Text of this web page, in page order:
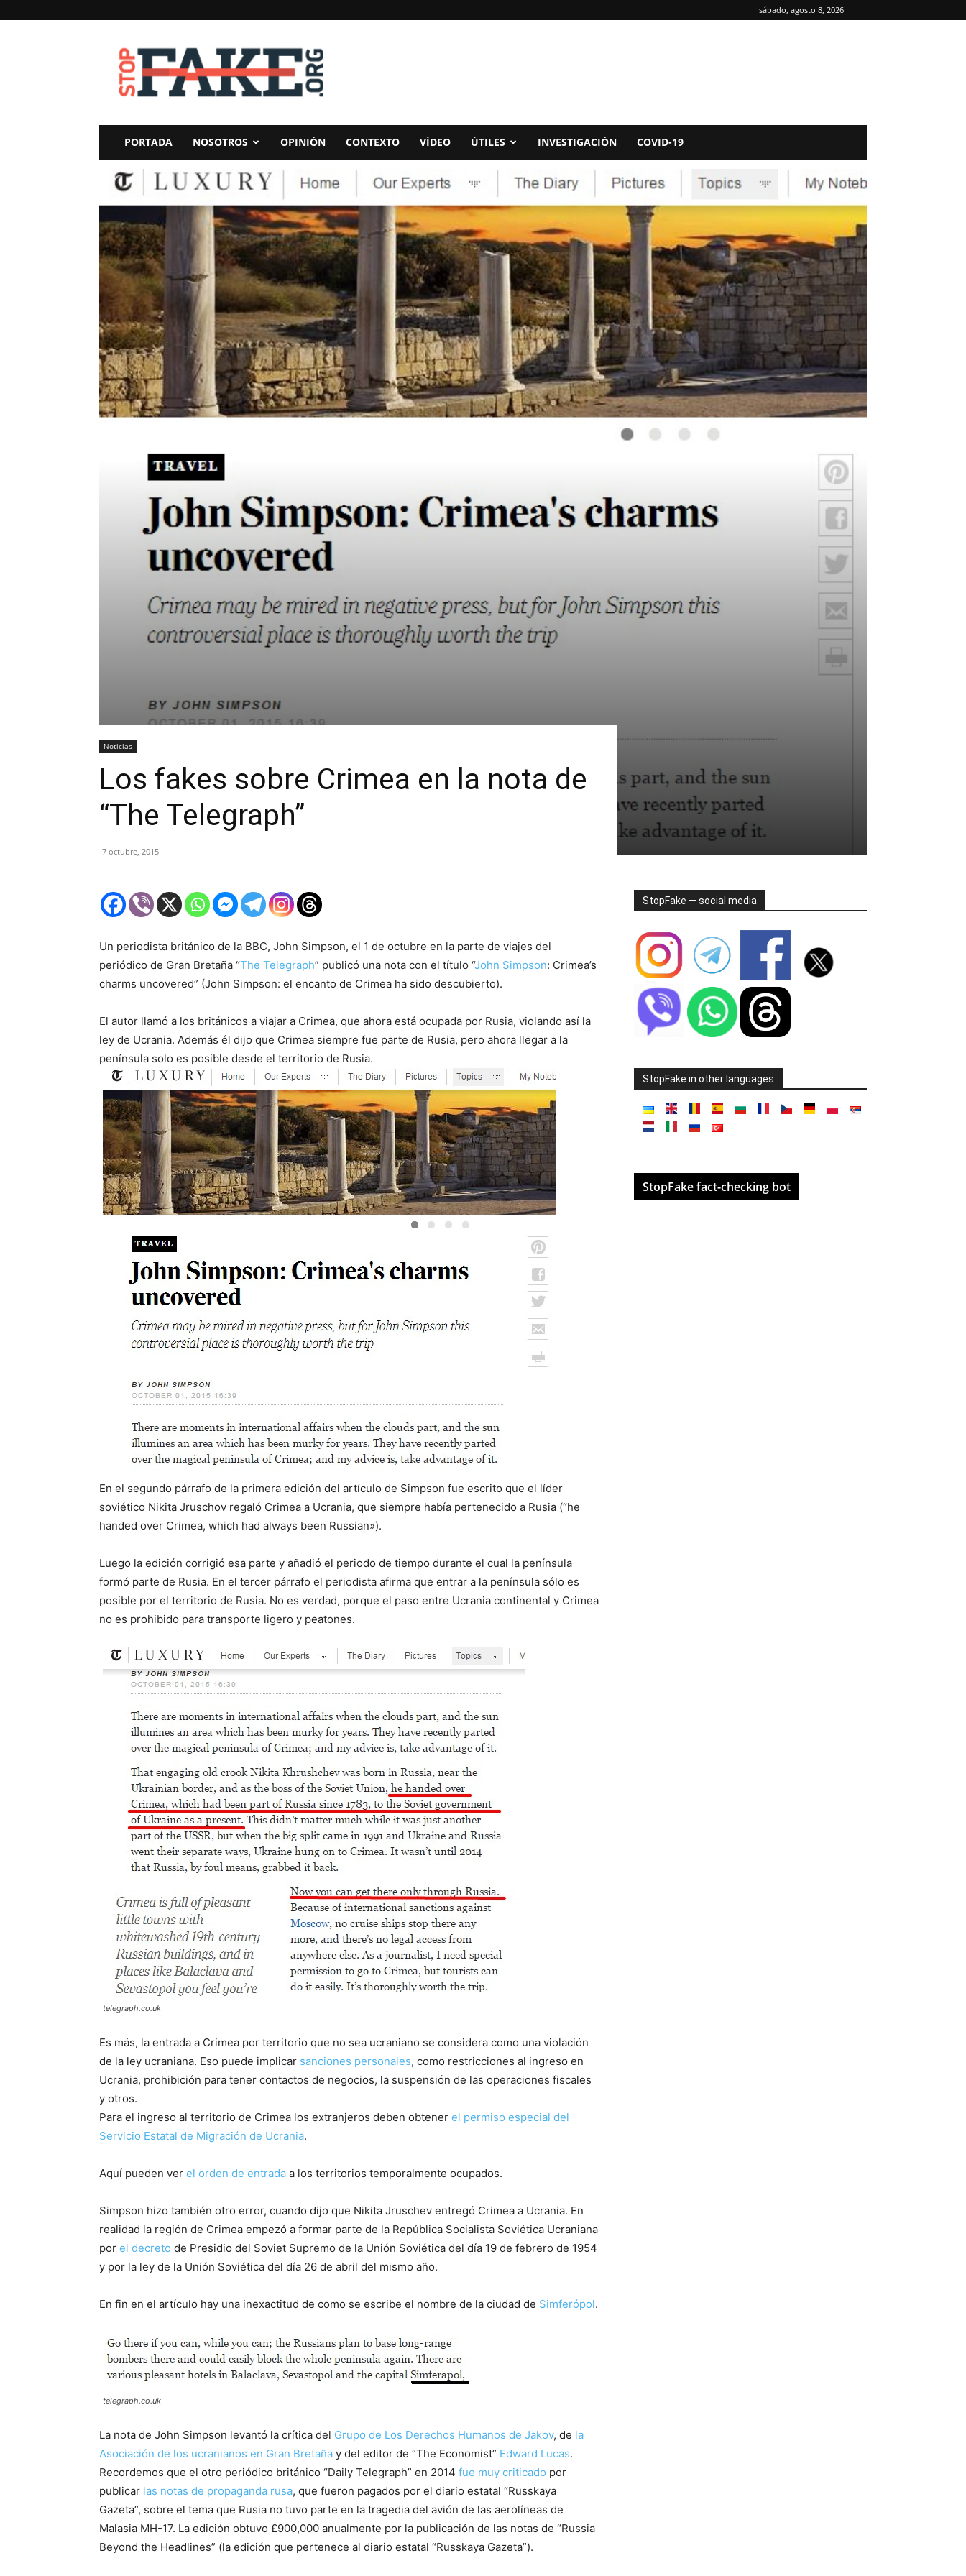
sábado, agosto 8, 2026
StopFake
PORTADA NOSOTROS OPINIÓN CONTEXTO VÍDEO ÚTILES INVESTIGACIÓN COVID-19
Noticias
Los fakes sobre Crimea en la nota de
“The Telegraph”
7 octubre, 2015
Un periodista británico de la BBC, John Simpson, el 1 de octubre en la parte de viajes del
periódico de Gran Bretaña “The Telegraph” publicó una nota con el título “John Simpson: Crimea’s
charms uncovered” (John Simpson: el encanto de Crimea ha sido descubierto).
El autor llamó a los británicos a viajar a Crimea, que ahora está ocupada por Rusia, violando así la
ley de Ucrania. Además él dijo que Crimea siempre fue parte de Rusia, pero ahora llegar a la
península solo es posible desde el territorio de Rusia.
En el segundo párrafo de la primera edición del artículo de Simpson fue escrito que el líder
soviético Nikita Jruschov regaló Crimea a Ucrania, que siempre había pertenecido a Rusia (“he
handed over Crimea, which had always been Russian»).
Luego la edición corrigió esa parte y añadió el periodo de tiempo durante el cual la península
formó parte de Rusia. En el tercer párrafo el periodista afirma que entrar a la península sólo es
posible por el territorio de Rusia. No es verdad, porque el paso entre Ucrania continental y Crimea
no es prohibido para transporte ligero y peatones.
telegraph.co.uk
Es más, la entrada a Crimea por territorio que no sea ucraniano se considera como una violación
de la ley ucraniana. Eso puede implicar sanciones personales, como restricciones al ingreso en
Ucrania, prohibición para tener contactos de negocios, la suspensión de las operaciones fiscales
y otros.
Para el ingreso al territorio de Crimea los extranjeros deben obtener el permiso especial del
Servicio Estatal de Migración de Ucrania.
Aquí pueden ver el orden de entrada a los territorios temporalmente ocupados.
Simpson hizo también otro error, cuando dijo que Nikita Jruschev entregó Crimea a Ucrania. En
realidad la región de Crimea empezó a formar parte de la República Socialista Soviética Ucraniana
por el decreto de Presidio del Soviet Supremo de la Unión Soviética del día 19 de febrero de 1954
y por la ley de la Unión Soviética del día 26 de abril del mismo año.
En fin en el artículo hay una inexactitud de como se escribe el nombre de la ciudad de Simferópol.
telegraph.co.uk
La nota de John Simpson levantó la crítica del Grupo de Los Derechos Humanos de Jakov, de la
Asociación de los ucranianos en Gran Bretaña y del editor de “The Economist” Edward Lucas.
Recordemos que el otro periódico británico “Daily Telegraph” en 2014 fue muy criticado por
publicar las notas de propaganda rusa, que fueron pagados por el diario estatal “Russkaya
Gazeta”, sobre el tema que Rusia no tuvo parte en la tragedia del avión de las aerolíneas de
Malasia MH-17. La edición obtuvo £900,000 anualmente por la publicación de las notas de “Russia
Beyond the Headlines” (la edición que pertenece al diario estatal “Russkaya Gazeta”).
StopFake — social media
StopFake in other languages
StopFake fact-checking bot